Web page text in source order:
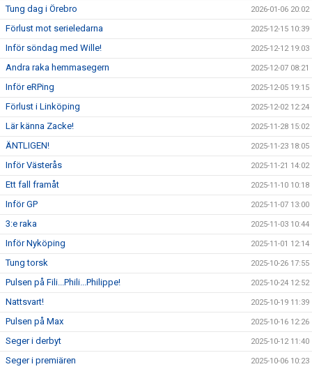
Tung dag i Örebro 2026-01-06 20:02
Förlust mot serieledarna 2025-12-15 10:39
Inför söndag med Wille! 2025-12-12 19:03
Andra raka hemmasegern 2025-12-07 08:21
Inför eRPing 2025-12-05 19:15
Förlust i Linköping 2025-12-02 12:24
Lär känna Zacke! 2025-11-28 15:02
ÄNTLIGEN! 2025-11-23 18:05
Inför Västerås 2025-11-21 14:02
Ett fall framåt 2025-11-10 10:18
Inför GP 2025-11-07 13:00
3:e raka 2025-11-03 10:44
Inför Nyköping 2025-11-01 12:14
Tung torsk 2025-10-26 17:55
Pulsen på Fili...Phili...Philippe! 2025-10-24 12:52
Nattsvart! 2025-10-19 11:39
Pulsen på Max 2025-10-16 12:26
Seger i derbyt 2025-10-12 11:40
Seger i premiären 2025-10-06 10:23